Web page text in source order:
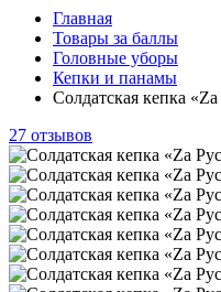
Главная
Товары за баллы
Головные уборы
Кепки и панамы
Солдатская кепка
27 отзывов